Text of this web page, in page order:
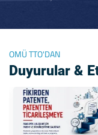
OMÜ TTO'DAN
Duyurular &